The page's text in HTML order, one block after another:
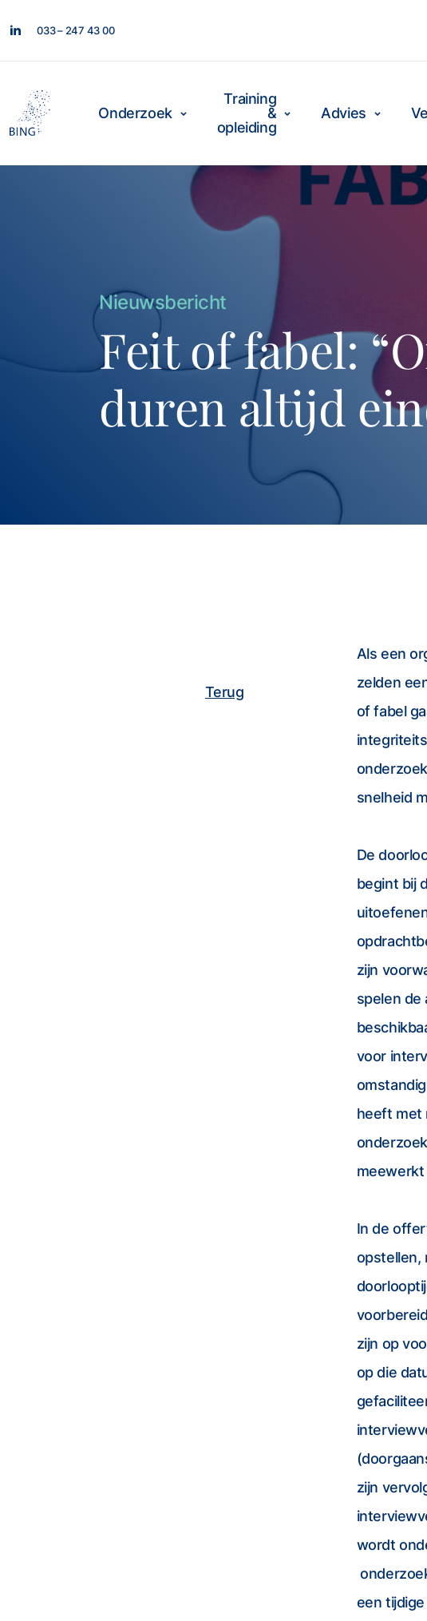
033 – 247 43 00
Onderzoek
Training
&
opleiding
Advies
Nieuwsbericht
Feit of fabel:
duren altijd
Terug
Als een
zelden
of fabel
snelheid
De
begint bij
zijn
spelen de
voor
heeft met
meewerkt
In de
opstellen,
zijn op
op die
zijn
wordt
een